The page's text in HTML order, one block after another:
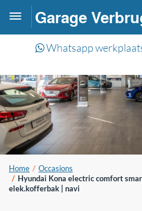
Garage
Whatsapp
Toggle
navigation
Home
Occasions
Hyundai Kona electric comfort
elek.kofferbak | navi